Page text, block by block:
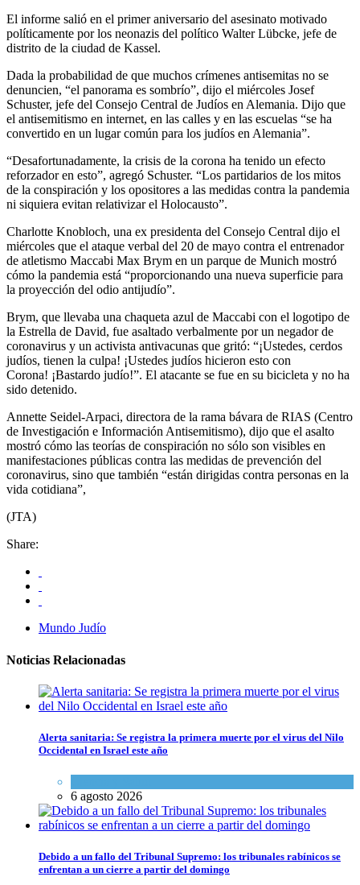
El informe salió en el primer aniversario del asesinato motivado
políticamente por los neonazis del político Walter Lübcke, jefe de
distrito de la ciudad de Kassel.
Dada la probabilidad de que muchos crímenes antisemitas no se
denuncien, “el panorama es sombrío”, dijo el miércoles Josef
Schuster, jefe del Consejo Central de Judíos en Alemania. Dijo que
el antisemitismo en internet, en las calles y en las escuelas “se ha
convertido en un lugar común para los judíos en Alemania”.
“Desafortunadamente, la crisis de la corona ha tenido un efecto
reforzador en esto”, agregó Schuster. “Los partidarios de los mitos
de la conspiración y los opositores a las medidas contra la pandemia
ni siquiera evitan relativizar el Holocausto”.
Charlotte Knobloch, una ex presidenta del Consejo Central dijo el
miércoles que el ataque verbal del 20 de mayo contra el entrenador
de atletismo Maccabi Max Brym en un parque de Munich mostró
cómo la pandemia está “proporcionando una nueva superficie para
la proyección del odio antijudío”.
Brym, que llevaba una chaqueta azul de Maccabi con el logotipo de
la Estrella de David, fue asaltado verbalmente por un negador de
coronavirus y un activista antivacunas que gritó: “¡Ustedes, cerdos
judíos, tienen la culpa! ¡Ustedes judíos hicieron esto con
Corona! ¡Bastardo judío!”. El atacante se fue en su bicicleta y no ha
sido detenido.
Annette Seidel-Arpaci, directora de la rama bávara de RIAS (Centro
de Investigación e Información Antisemitismo), dijo que el asalto
mostró cómo las teorías de conspiración no sólo son visibles en
manifestaciones públicas contra las medidas de prevención del
coronavirus, sino que también “están dirigidas contra personas en la
vida cotidiana”,
(JTA)
Share:
Mundo Judío
Noticias Relacionadas
Alerta sanitaria: Se registra la primera muerte por el virus del Nilo
Occidental en Israel este año
6 agosto 2026
Debido a un fallo del Tribunal Supremo: los tribunales rabínicos se
enfrentan a un cierre a partir del domingo